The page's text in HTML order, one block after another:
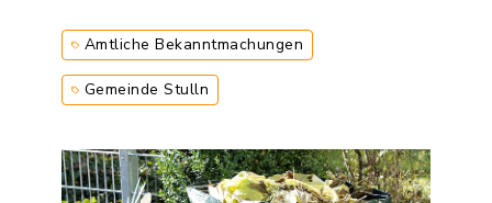
Amtliche Bekanntmachungen
Gemeinde Stulln